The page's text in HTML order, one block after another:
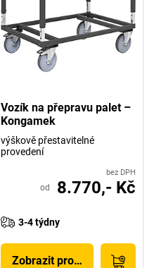
Vozík na přepravu palet –
Kongamek
výškově přestavitelné
provedení
bez DPH
od 8.770,- Kč
3-4 týdny
Zobrazit produkt